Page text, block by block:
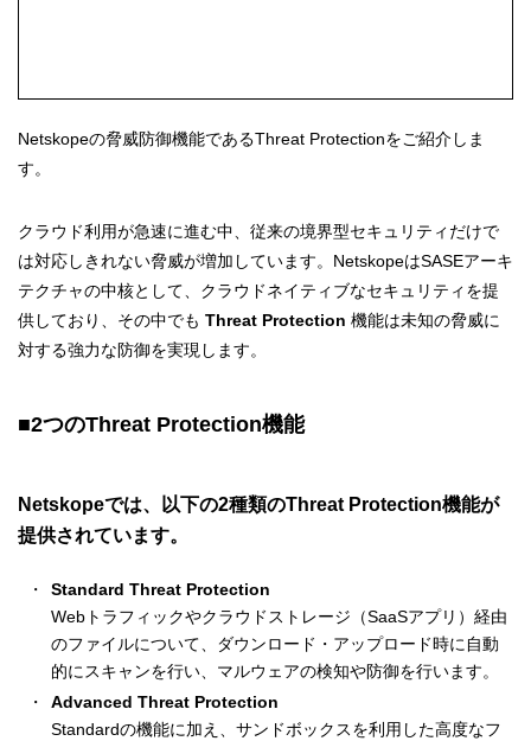
Netskopeの脅威防御機能であるThreat Protectionをご紹介しま
す。
クラウド利用が急速に進む中、従来の境界型セキュリティだけで
は対応しきれない脅威が増加しています。NetskopeはSASEアーキ
テクチャの中核として、クラウドネイティブなセキュリティを提
供しており、その中でも Threat Protection 機能は未知の脅威に
対する強力な防御を実現します。
■2つのThreat Protection機能
Netskopeでは、以下の2種類のThreat Protection機能が
提供されています。
Standard Threat Protection
Webトラフィックやクラウドストレージ（SaaSアプリ）経由
のファイルについて、ダウンロード・アップロード時に自動
的にスキャンを行い、マルウェアの検知や防御を行います。
Advanced Threat Protection
Standardの機能に加え、サンドボックスを利用した高度なフ